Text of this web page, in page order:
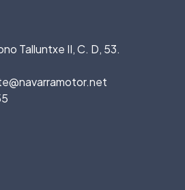
Talluntxe II, C. D, 53.